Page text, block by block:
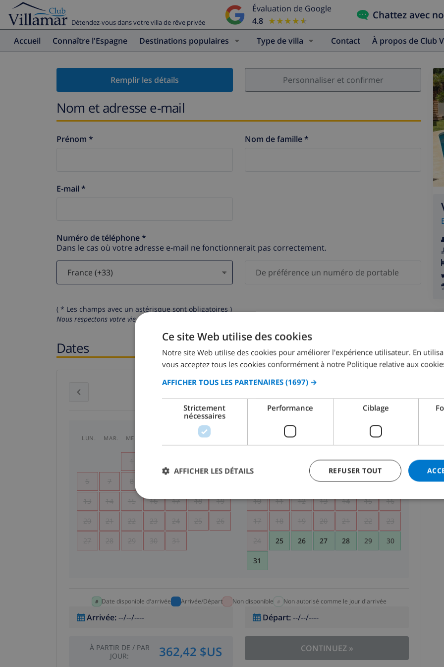
Détendez-vous dans votre villa de rêve privée
Évaluation de Google
4.8 ★★★★★
★★★★★ Chattez avec
Accueil Connaître l'Espagne Destinations populaires Type de villa Contact À propos de Club
Remplir les détails Personnaliser et confirmer
Nom et adresse e-mail
Prénom * Nom de famille *
E-mail *
Numéro de téléphone *
Dans le cas où votre adresse e-mail ne fonctionnerait pas correctement.
( * Les champs avec un astérisque sont obligatoires )
Nous respectons votre vie privée.
Dates
LUN. MAR. MER. SAM.
1
6 7 8
13 14 15 16 17 18 19
20 21 22 23 24 25 26
27 28 29 30 31
MAR. MER. SAM.
1 2
6 7 8 9
10 11 12 13 14 15 16
17 18 19 20 21 22 23
24 25 26 27 28 29 30
31
Date disponible d'arrivée Arrivée/Départ Non disponible Non autorisé comme le jour d'arrivée
Arrivée:--/--/---- Départ:--/--/----
À PARTIR DE / PAR
JOUR: 362,42 $US CONTINUEZ»
Ce site Web utilise des cookies
Notre site Web utilise des cookies pour améliorer l'expérience utilisateur. En
vous acceptez tous les cookies conformément à notre Politique relative aux
AFFICHER TOUS LES PARTENAIRES (1697) →
Strictement
nécessaires
Performance Ciblage
REFUSER TOUT
AFFICHER LES DÉTAILS